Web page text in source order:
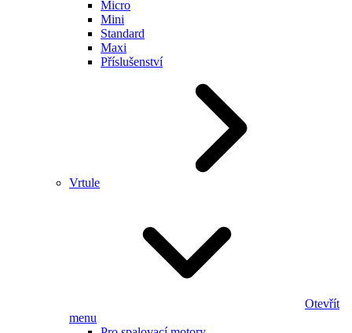
Micro
Mini
Standard
Maxi
Příslušenství
Vrtule
Otevřít
menu